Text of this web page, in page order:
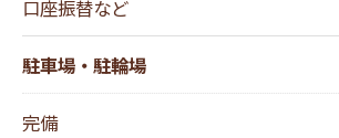
口座振替など
駐車場・駐輪場
完備